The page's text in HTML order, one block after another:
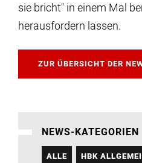
sie bricht" in einem Mal
herausfordern lassen.
ZUR ÜBERSICHT DER
NEWS-KATEGORIEN
ALLE HBK